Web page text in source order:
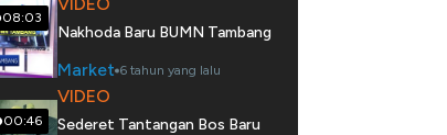
08:03
Nakhoda Baru BUMN Tambang
Market 6 tahun yang lalu
00:46
VIDEO
Sederet Tantangan Bos Baru